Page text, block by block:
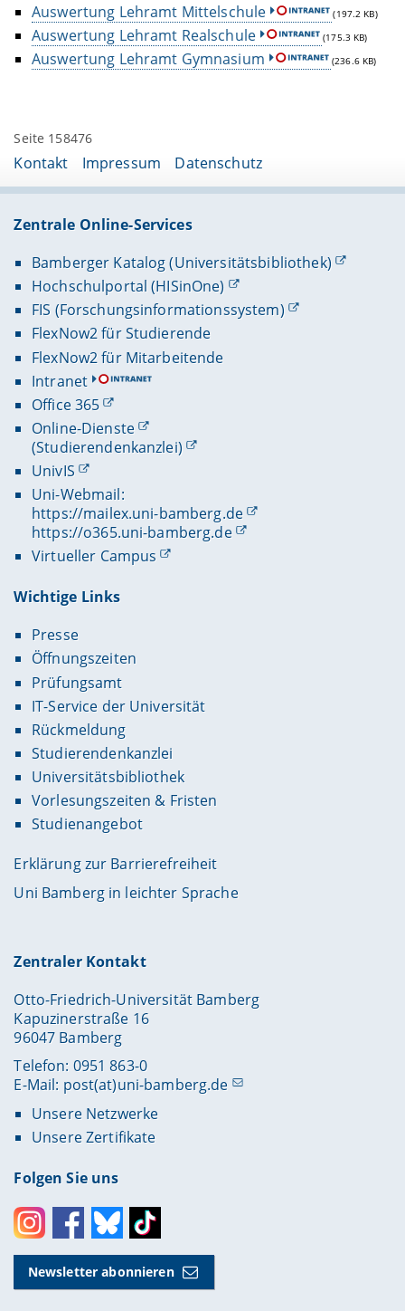
Auswertung Lehramt Mittelschule (197.2 KB)
Auswertung Lehramt Realschule (175.3 KB)
Auswertung Lehramt Gymnasium (236.6 KB)
Seite 158476
Kontakt Impressum Datenschutz
Zentrale Online-Services
Bamberger Katalog (Universitätsbibliothek)
Hochschulportal (HISinOne)
FIS (Forschungsinformationssystem)
FlexNow2 für Studierende
FlexNow2 für Mitarbeitende
Intranet
Office 365
Online-Dienste
(Studierendenkanzlei)
UnivIS
Uni-Webmail:
https://mailex.uni-bamberg.de
https://o365.uni-bamberg.de
Virtueller Campus
Wichtige Links
Presse
Öffnungszeiten
Prüfungsamt
IT-Service der Universität
Rückmeldung
Studierendenkanzlei
Universitätsbibliothek
Vorlesungszeiten & Fristen
Studienangebot
Erklärung zur Barrierefreiheit
Uni Bamberg in leichter Sprache
Zentraler Kontakt
Otto-Friedrich-Universität Bamberg
Kapuzinerstraße 16
96047 Bamberg
Telefon: 0951 863-0
E-Mail: post(at)uni-bamberg.de
Unsere Netzwerke
Unsere Zertifikate
Folgen Sie uns
InstagramFacebookBlueskyToktok
Newsletter abonnieren